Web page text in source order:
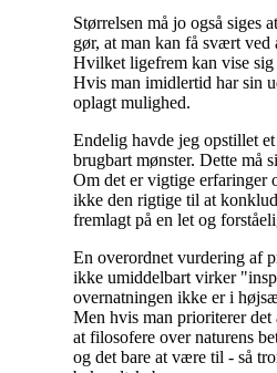
Størrelsen må jo også siges
gør, at man kan få svært
Hvilket ligefrem kan vise
Hvis man imidlertid har sin
oplagt mulighed.
Endelig havde jeg opstillet
brugbart mønster. Dette må
Om det er vigtige erfaringer
ikke den rigtige til at
fremlagt på en let og
En overordnet vurdering af
ikke umiddelbart virker
overnatningen ikke er i
Men hvis man prioriterer det
at filosofere over naturens
og det bare at være til - så